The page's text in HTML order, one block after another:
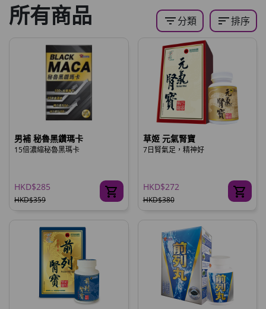
所有商品 filter_list分類 sort排序
男補 秘魯黑鑽瑪卡
15倍濃縮秘魯黑瑪卡
HKD$285
HKD$359
草姬 元氣腎寶
7日腎氣足，精神好
HKD$272
HKD$380